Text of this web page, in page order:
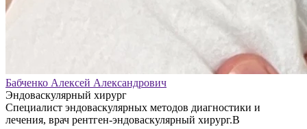
Бабченко Алексей Александрович
Эндоваскулярный хирург
Специалист эндоваскулярных методов диагностики и
лечения, врач рентген-эндоваскулярный хирург.В